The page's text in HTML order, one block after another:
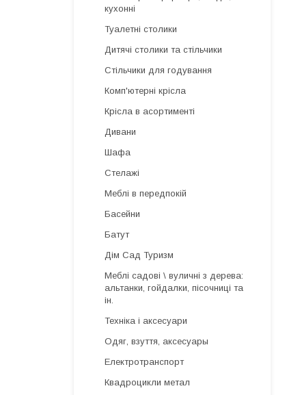
кухонні
Туалетні столики
Дитячі столики та стільчики
Стільчики для годування
Комп'ютерні крісла
Крісла в асортименті
Дивани
Шафа
Стелажі
Меблі в передпокій
Басейни
Батут
Дім Сад Туризм
Меблі садові \ вуличні з дерева:
альтанки, гойдалки, пісочниці та
ін.
Техніка і аксесуари
Одяг, взуття, аксесуары
Електротранспорт
Квадроцикли метал